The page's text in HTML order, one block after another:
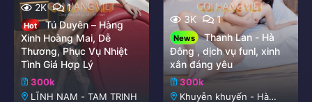
2K 1
Hot
Tú Duyên – Hàng
Xinh Hoàng Mai, Dễ
Thương, Phục Vụ Nhiệt
Tình Giá Hợp Lý
300k
LĨNH NAM - TAM TRINH
3K 1
News
Thanh Lan - Hà
Đông , dịch vụ funl, xinh
xắn đáng yêu
300k
Khuyễn khuyến - Hà